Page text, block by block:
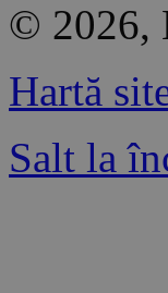
© 2026,
Hartă
Salt la